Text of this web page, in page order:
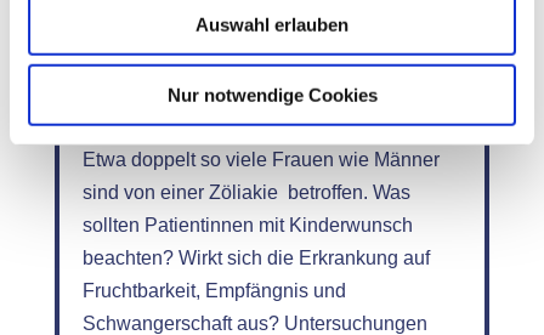
Auswahl erlauben
Nur notwendige Cookies
Zöliakie und
Kinderwunsch
30. Juli 2022
Etwa doppelt so viele Frauen wie Männer
sind von einer Zöliakie betroffen. Was
sollten Patientinnen mit Kinderwunsch
beachten? Wirkt sich die Erkrankung auf
Fruchtbarkeit, Empfängnis und
Schwangerschaft aus? Untersuchungen